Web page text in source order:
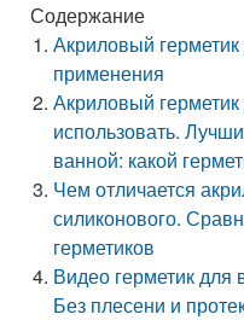
Содержание
Акриловый
применения
Акриловый
использовать.
ванной: какой
Чем отличается
силиконового.
герметиков
Видео герметик
Без плесени и